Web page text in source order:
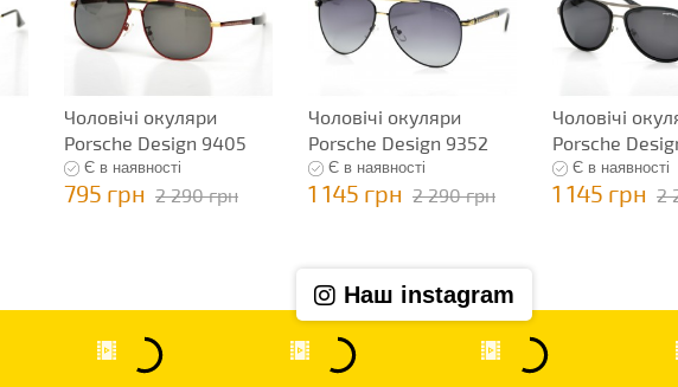
Чоловічі окуляри
Porsche Design 9405
Є в наявності
795 грн 2 290 грн
Чоловічі окуляри
Porsche Design 9352
Є в наявності
1 145 грн 2 290 грн
Чоловічі
Porsche
Є в наявності
1 145 грн 2
Наш instagram